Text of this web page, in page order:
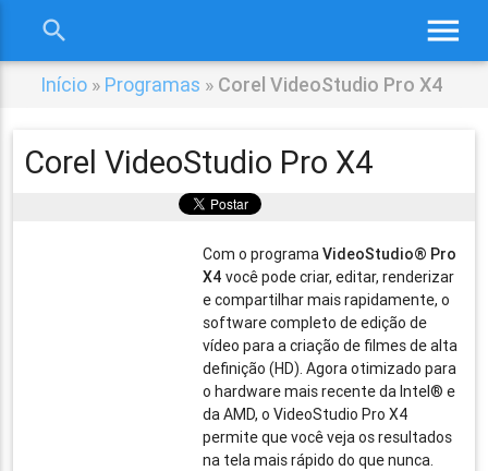
menu
search
Início » Programas » Corel VideoStudio Pro X4
Corel VideoStudio Pro X4
Com o programaVideoStudio® Pro
X4você pode criar, editar, renderizar
e compartilhar mais rapidamente, o
software completo de edição de
vídeo para a criação de filmes de alta
definição (HD). Agora otimizado para
o hardware mais recente da Intel® e
da AMD, o VideoStudio Pro X4
permite que você veja os resultados
na tela mais rápido do que nunca.